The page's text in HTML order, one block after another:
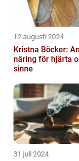
12 augusti 2024
Kristna Böcker:
näring för hjärta
sinne
31 juli 2024